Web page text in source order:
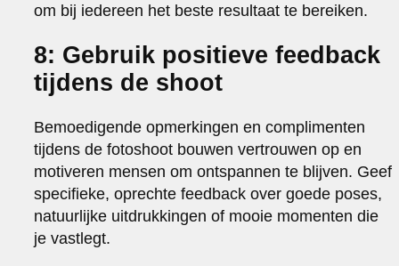
om bij iedereen het beste resultaat te bereiken.
8: Gebruik positieve feedback
tijdens de shoot
Bemoedigende opmerkingen en complimenten
tijdens de fotoshoot bouwen vertrouwen op en
motiveren mensen om ontspannen te blijven. Geef
specifieke, oprechte feedback over goede poses,
natuurlijke uitdrukkingen of mooie momenten die
je vastlegt.